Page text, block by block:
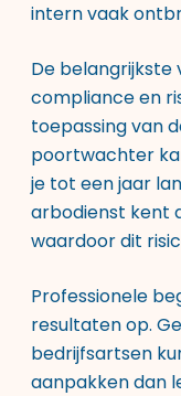
intern vaak
De belangrijkste
compliance en
toepassing van
poortwachter
je tot een jaar
arbodienst kent
waardoor dit
Professionele
resultaten op.
bedrijfsartsen
aanpakken dan